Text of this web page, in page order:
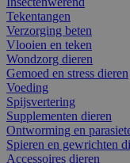
Tekentangen
Verzorging beten
Vlooien en teken
Wondzorg dieren
Gemoed en stress dieren
Voeding
Spijsvertering
Supplementen dieren
Ontworming en
Spieren en gewrichten
Accessoires dieren